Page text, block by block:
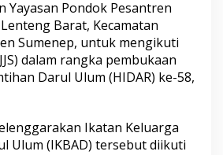
Yayasan Pondok Pesantren
Barat, Kecamatan
Sumenep, untuk mengikuti
dalam rangka pembukaan
Darul Ulum (HIDAR) ke-58,
Ikatan Keluarga
Ulum (IKBAD) tersebut diikuti